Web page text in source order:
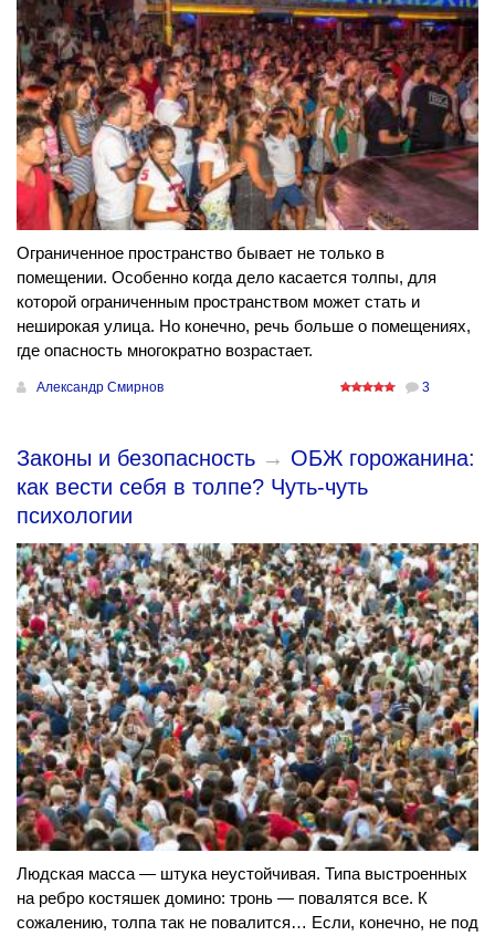
Ограниченное пространство бывает не только в
помещении. Особенно когда дело касается толпы, для
которой ограниченным пространством может стать и
неширокая улица. Но конечно, речь больше о помещениях,
где опасность многократно возрастает.
Александр Смирнов 3
Законы и безопасность → ОБЖ горожанина:
как вести себя в толпе? Чуть-чуть
психологии
Людская масса — штука неустойчивая. Типа выстроенных
на ребро костяшек домино: тронь — повалятся все. К
сожалению, толпа так не повалится… Если, конечно, не под